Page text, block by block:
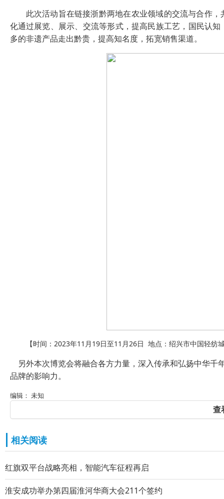
此次活动旨在链接浙黔两地在农业领域的交流与合作
化通过展览、展示、交流等形式，提高民族工艺，国民认
多的非遗产品走出黔贵，提高知名度，拓宽销售渠道。
【时间：2023年11月19日至11月26日 地点：绍兴市中国轻纺
另外本次博览会将融合各方力量，深入传承和弘扬中华千
品牌的影响力。
编辑： 未知
查
相关阅读
红旗双平台战略亮相，智能汽车征程再启
淮安成功举办第四届淮河华商大会211个签约